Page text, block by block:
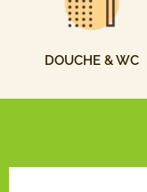
DOUCHE & WC